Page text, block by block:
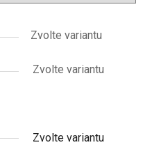
Zvolte variantu
Zvolte variantu
Zvolte variantu